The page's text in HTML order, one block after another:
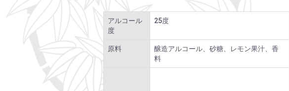
アルコール
度
25度
原料
醸造アルコール、砂糖、レモン果汁、香
料